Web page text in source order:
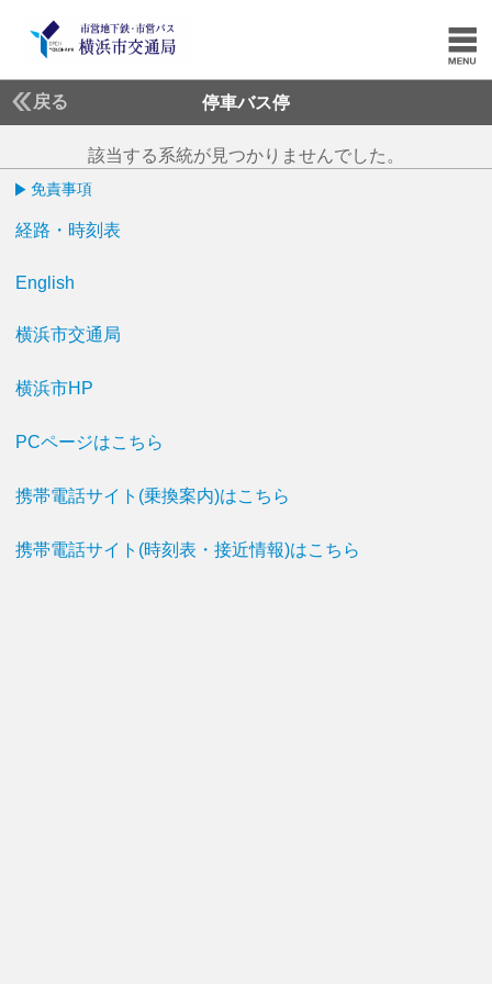
戻る 停車バス停
該当する系統が見つかりませんでした。
免責事項
経路・時刻表
English
横浜市交通局
横浜市HP
PCページはこちら
携帯電話サイト(乗換案内)はこちら
携帯電話サイト(時刻表・接近情報)はこちら